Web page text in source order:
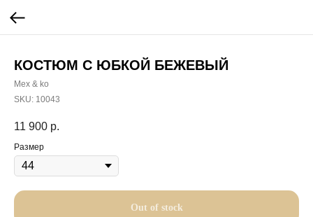
КОСТЮМ С ЮБКОЙ БЕЖЕВЫЙ
Mex & ko
SKU: 10043
11 900 р.
Размер
Out of stock